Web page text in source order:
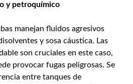
y petroquímico
manejan fluidos agresivos
y sosa cáustica. Las
son cruciales en este caso,
provocar fugas peligrosas. Se
entre tanques de